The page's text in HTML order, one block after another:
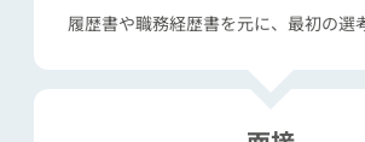
履歴書や職務経歴書を元に、最初の選